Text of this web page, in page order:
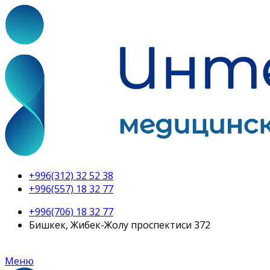
+996(312) 32 52 38
+996(557) 18 32 77
+996(706) 18 32 77
Бишкек, Жибек-Жолу проспектиси 372
Меню